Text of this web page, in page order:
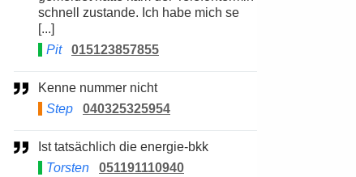
schnell zustande. Ich habe mich se
[...]
Pit
015123857855
Kenne nummer nicht
Step
040325325954
Ist tatsächlich die energie-bkk
Torsten
051191110940